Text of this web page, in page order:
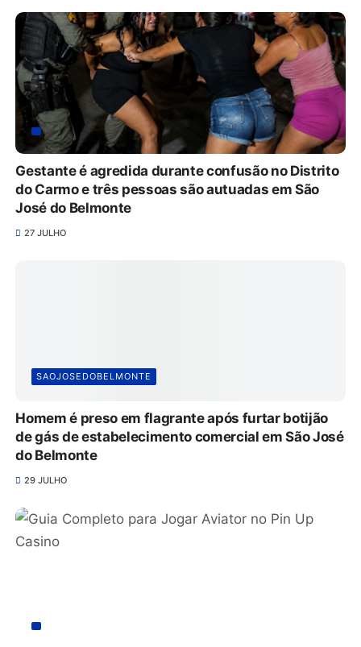
Gestante é agredida durante confusão no Distrito
do Carmo e três pessoas são autuadas em São
José do Belmonte
27 JULHO
SAOJOSEDOBELMONTE
Homem é preso em flagrante após furtar botijão
de gás de estabelecimento comercial em São José
do Belmonte
29 JULHO